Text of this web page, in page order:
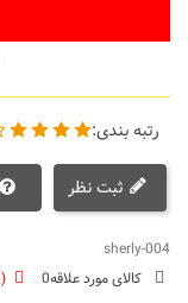
رتبه بندی:
ثبت نظر
sherly-004
کالای مورد علاقه0
(